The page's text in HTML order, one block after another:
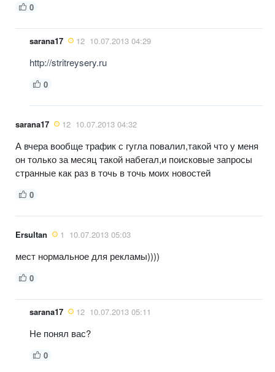
0
sarana17 12 10.07.2013 04:29
http://stritreysery.ru
0
sarana17 12 10.07.2013 04:32
А вчера вообще трафик с гугла повалил,такой что у меня
он только за месяц такой набегал,и поисковые запросы
странные как раз в точь в точь моих новостей
0
Ersultan 1 10.07.2013 05:03
мест нормальное для рекламы))))
0
sarana17 12 10.07.2013 05:11
Не понял вас?
0